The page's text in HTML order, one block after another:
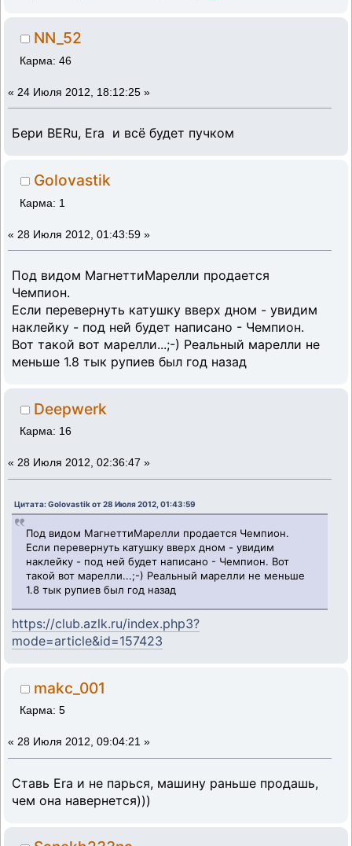
NN_52
Карма: 46
« 24 Июля 2012, 18:12:25 »
Бери BERu, Era и всё будет пучком
Golovastik
Карма: 1
« 28 Июля 2012, 01:43:59 »
Под видом МагнеттиМарелли продается
Чемпион.
Если перевернуть катушку вверх дном - увидим
наклейку - под ней будет написано - Чемпион.
Вот такой вот марелли...;-) Реальный марелли не
меньше 1.8 тык рупиев был год назад
Deepwerk
Карма: 16
« 28 Июля 2012, 02:36:47 »
Цитата: Golovastik от 28 Июля 2012, 01:43:59
Под видом МагнеттиМарелли продается Чемпион.
Если перевернуть катушку вверх дном - увидим
наклейку - под ней будет написано - Чемпион. Вот
такой вот марелли...;-) Реальный марелли не меньше
1.8 тык рупиев был год назад
https://club.azlk.ru/index.php3?
mode=article&id=157423
makc_001
Карма: 5
« 28 Июля 2012, 09:04:21 »
Ставь Era и не парься, машину раньше продашь,
чем она навернется)))